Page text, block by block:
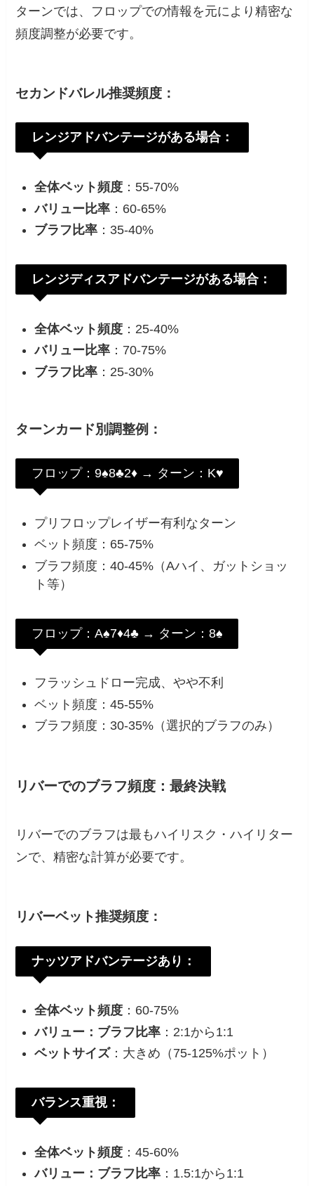
ターンでは、フロップでの情報を元により精密な
頻度調整が必要です。
セカンドバレル推奨頻度：
レンジアドバンテージがある場合：
全体ベット頻度 ：55-70%
バリュー比率 ：60-65%
ブラフ比率 ：35-40%
レンジディスアドバンテージがある場合：
全体ベット頻度 ：25-40%
バリュー比率 ：70-75%
ブラフ比率 ：25-30%
ターンカード別調整例：
フロップ：9♠8♣2♦ → ターン：K♥
プリフロップレイザー有利なターン
ベット頻度：65-75%
ブラフ頻度：40-45%（Aハイ、ガットショッ
ト等）
フロップ：A♠7♦4♣ → ターン：8♠
フラッシュドロー完成、やや不利
ベット頻度：45-55%
ブラフ頻度：30-35%（選択的ブラフのみ）
リバーでのブラフ頻度：最終決戦
リバーでのブラフは最もハイリスク・ハイリター
ンで、精密な計算が必要です。
リバーベット推奨頻度：
ナッツアドバンテージあり：
全体ベット頻度 ：60-75%
バリュー：ブラフ比率 ：2:1から1:1
ベットサイズ：大きめ（75-125%ポット）
バランス重視：
全体ベット頻度 ：45-60%
バリュー：ブラフ比率 ：1.5:1から1:1